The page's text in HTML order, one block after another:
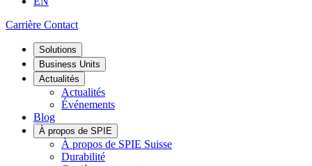
Carrière Contact
Solutions
Business Units
Actualités
Actualités
Événements
Blog
À propos de SPIE
À propos de SPIE Suisse
Durabilité